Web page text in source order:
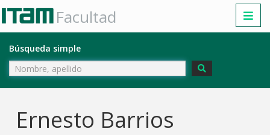
Facultad
Búsqueda simple
Ernesto Barrios